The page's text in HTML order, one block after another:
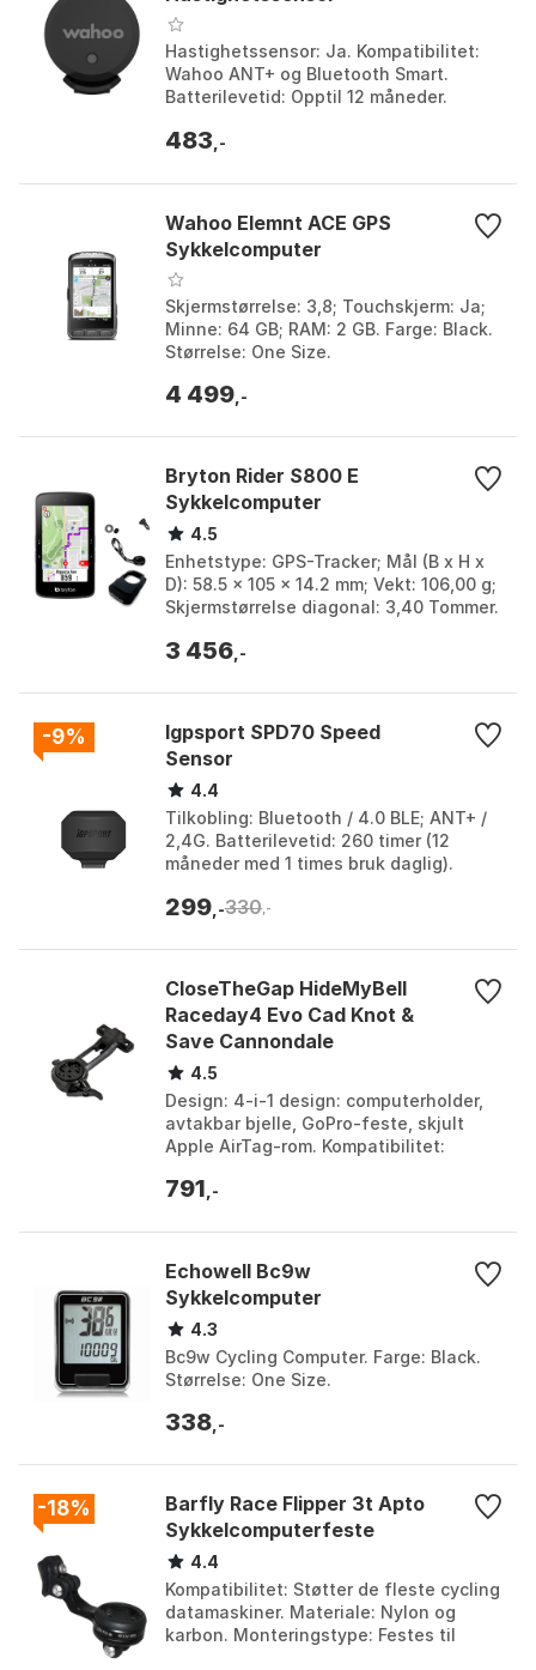
Hastighetssensor: Ja. Kompatibilitet:
Wahoo ANT+ og Bluetooth Smart.
Batterilevetid: Opptil 12 måneder.
One Size.
483 ,-
Wahoo Elemnt ACE GPS
Sykkelcomputer
Skjermstørrelse: 3,8; Touchskjerm: Ja;
Minne: 64 GB; RAM: 2 GB. Farge: Black.
Størrelse: One Size.
4 499 ,-
Bryton Rider S800 E
Sykkelcomputer
4.5
Enhetstype: GPS-Tracker; Mål (B x H x
D): 58.5 x 105 x 14.2 mm; Vekt: 106,00 g;
Skjermstørrelse diagonal: 3,40 Tommer.
3 456 ,-
-9%
Igpsport SPD70 Speed
Sensor
4.4
Tilkobling: Bluetooth / 4.0 BLE; ANT+ /
2,4G. Batterilevetid: 260 timer (12
måneder med 1 times bruk daglig).
Black. Større...
299 ,-330 ,-
CloseTheGap HideMyBell
Raceday4 Evo Cad Knot &
Save Cannondale
4.5
Design: 4-i-1 design: computerholder,
avtakbar bjelle, GoPro-feste, skjult
Apple AirTag-rom. Kompatibilitet:
Garmin, Wahoo, Br...
791 ,-
Echowell Bc9w
Sykkelcomputer
4.3
Bc9w Cycling Computer. Farge: Black.
Størrelse: One Size.
338 ,-
-18%
Barfly Race Flipper 3t Apto
Sykkelcomputerfeste
4.4
Kompatibilitet: Støtter de fleste cycling
datamaskiner. Materiale: Nylon og
karbon. Monteringstype: Festes til